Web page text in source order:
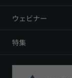
ウェビナー
特集